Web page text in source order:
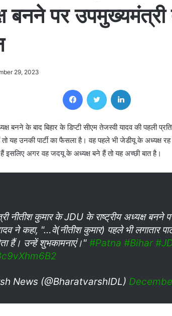
बनने पर
29, 2023
FacebookTwitter
के बाद बिहार के डिप्टी सीएम तेजस्वी यादव की पहली
तो यह उनकी पार्टी का फैसला है। वह पहले भी जेडीयू के
हैं इसलिए अगर वह जदयू के अध्यक्ष बने हैं तो यह अच्छी बात है।
नीतीश कुमार के JDU के राष्ट्रीय अध्यक्ष बनने
ने कहा, "…वे(नीतीश कुमार) पहले भी लगातार
हैं। उन्हें शुभकामनाएं।" #Patna #Bihar
News (@BharatvarshIDL)
सभी 16